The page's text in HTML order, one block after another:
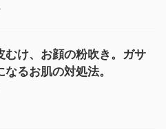
むけ、お顔の粉吹き。ガサ
なるお肌の対処法。